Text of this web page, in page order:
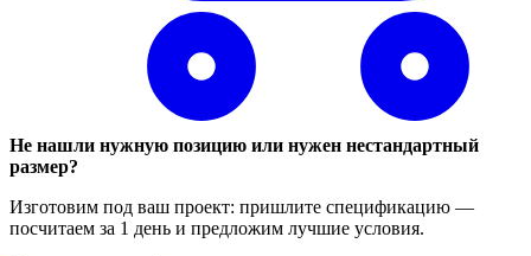
Не нашли нужную позицию или нужен нестандартный
размер?
Изготовим под ваш проект: пришлите спецификацию —
посчитаем за 1 день и предложим лучшие условия.